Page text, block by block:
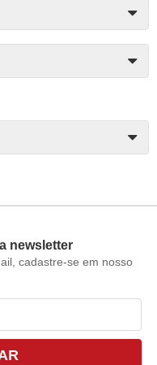
newsletter
cadastre-se em nosso